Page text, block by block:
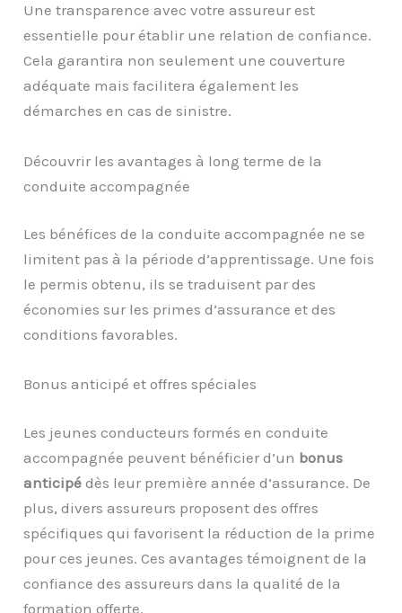
Une transparence avec votre assureur est
essentielle pour établir une relation de confiance.
Cela garantira non seulement une couverture
adéquate mais facilitera également les
démarches en cas de sinistre.
Découvrir les avantages à long terme de la
conduite accompagnée
Les bénéfices de la conduite accompagnée ne se
limitent pas à la période d’apprentissage. Une fois
le permis obtenu, ils se traduisent par des
économies sur les primes d’assurance et des
conditions favorables.
Bonus anticipé et offres spéciales
Les jeunes conducteurs formés en conduite
accompagnée peuvent bénéficier d’un bonus
anticipé dès leur première année d’assurance. De
plus, divers assureurs proposent des offres
spécifiques qui favorisent la réduction de la prime
pour ces jeunes. Ces avantages témoignent de la
confiance des assureurs dans la qualité de la
formation offerte.